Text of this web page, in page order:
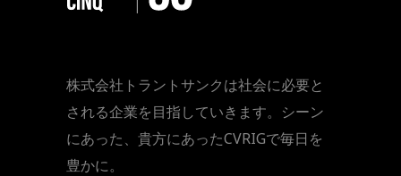
株式会社トラントサンクは社会に必要と
される企業を目指していきます。シーン
にあった、貴方にあったCVRIGで毎日を
豊かに。